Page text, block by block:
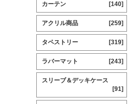
カーテン [140]
アクリル商品 [259]
タペストリー [319]
ラバーマット [243]
スリーブ＆デッキケース
[91]